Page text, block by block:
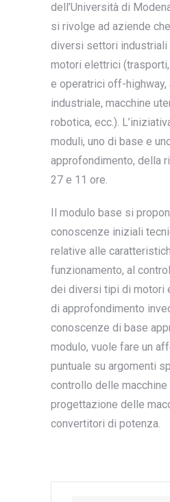
dell’Università di
si rivolge ad aziende
diversi settori industriali
motori elettrici
e operatrici off-highway,
industriale, macchine
robotica, ecc.).
moduli, uno di base e
approfondimento, della
27 e 11 ore.
Il modulo base si
conoscenze iniziali
relative alle
funzionamento, al
dei diversi tipi di motori
di approfondimento
conoscenze di base
modulo, vuole fare un
puntuale su argomenti
controllo delle macchine
progettazione delle
convertitori di potenza.